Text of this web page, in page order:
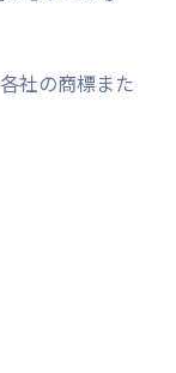
社の商標また